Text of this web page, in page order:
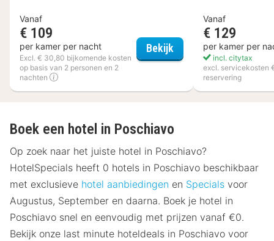
Vanaf
€ 109
per kamer per nacht
Excl. € 30,80 bijkomende kosten
op basis van 2 personen en 2
nachten
Bekijk IntercityHotel Breda
Vanaf
€ 129
per kamer per
incl. citytax
excl. servicekosten
reservering
Boek een hotel in Poschiavo
Op zoek naar het juiste hotel in Poschiavo?
HotelSpecials heeft 0 hotels in Poschiavo beschikbaar
met exclusieve hotel aanbiedingen en Specials voor
Augustus, September en daarna. Boek je hotel in
Poschiavo snel en eenvoudig met prijzen vanaf €0.
Bekijk onze last minute hoteldeals in Poschiavo voor